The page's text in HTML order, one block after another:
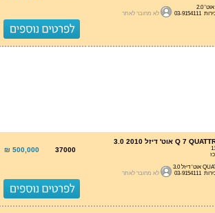
לא מחובר לאתר
לא מחובר לאתר
37000
500,000 ₪